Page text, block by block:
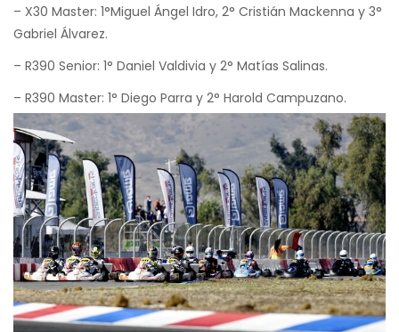
– X30 Master: 1°Miguel Ángel Idro, 2° Cristián Mackenna y ⁠3°
Gabriel Álvarez.
– R390 Senior: 1° Daniel Valdivia y ⁠2° Matías Salinas.
– R390 Master: 1° Diego Parra y 2° Harold Campuzano.